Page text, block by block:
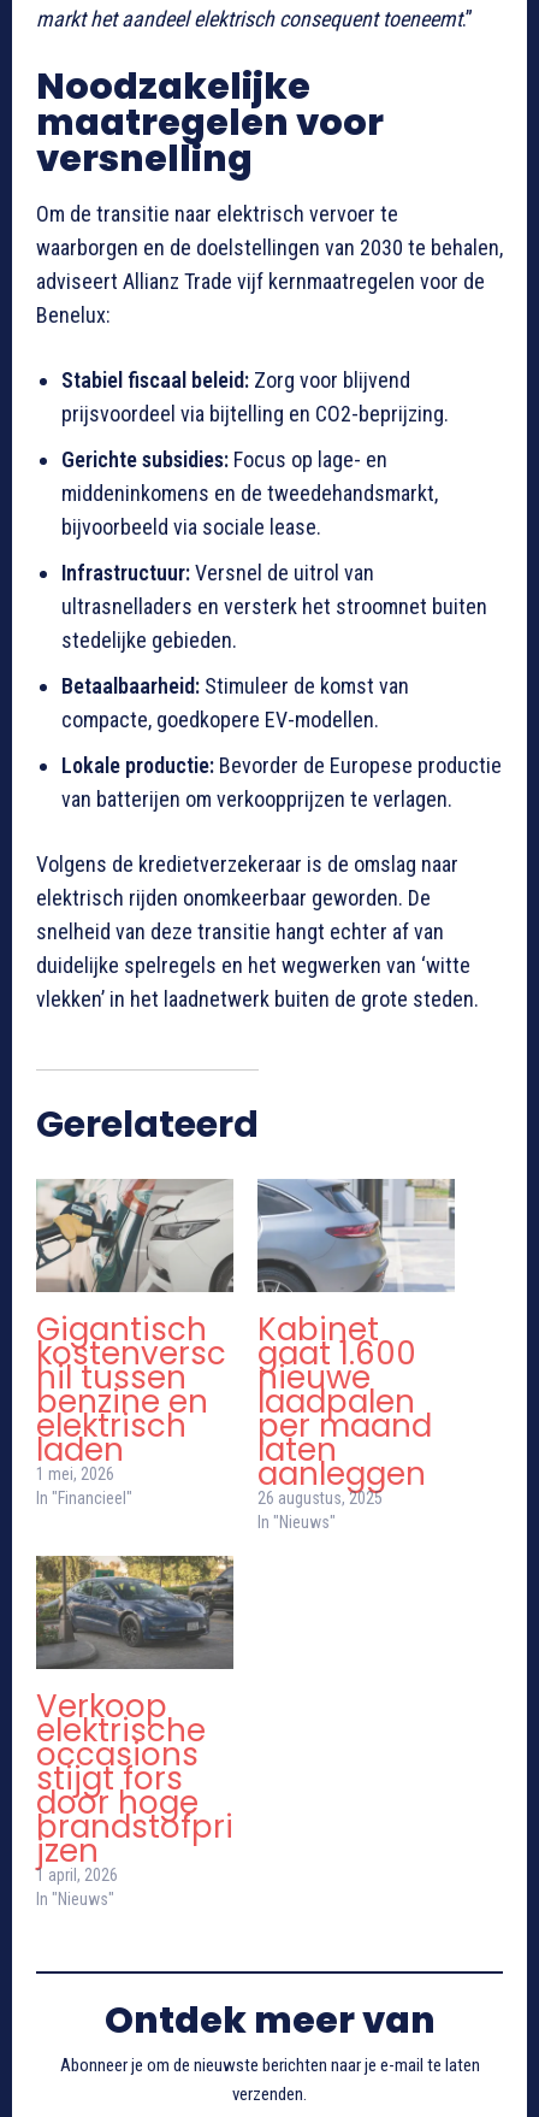
markt het aandeel elektrisch consequent toeneemt.”
Noodzakelijke
maatregelen voor
versnelling
Om de transitie naar elektrisch vervoer te
waarborgen en de doelstellingen van 2030 te behalen,
adviseert Allianz Trade vijf kernmaatregelen voor de
Benelux:
Stabiel fiscaal beleid: Zorg voor blijvend
prijsvoordeel via bijtelling en CO2-beprijzing.
Gerichte subsidies: Focus op lage- en
middeninkomens en de tweedehandsmarkt,
bijvoorbeeld via sociale lease.
Infrastructuur:Versnel de uitrol van
ultrasnelladers en versterk het stroomnet buiten
stedelijke gebieden.
Betaalbaarheid: Stimuleer de komst van
compacte, goedkopere EV-modellen.
Lokale productie: Bevorder de Europese productie
van batterijen om verkoopprijzen te verlagen.
Volgens de kredietverzekeraar is de omslag naar
elektrisch rijden onomkeerbaar geworden. De
snelheid van deze transitie hangt echter af van
duidelijke spelregels en het wegwerken van ‘witte
vlekken’ in het laadnetwerk buiten de grote steden.
Gerelateerd
Gigantisch
kostenversc
hil tussen
benzine en
elektrisch
laden
1 mei, 2026
In "Financieel"
Kabinet
gaat 1.600
nieuwe
laadpalen
per maand
laten
aanleggen
26 augustus, 2025
In "Nieuws"
Verkoop
elektrische
occasions
stijgt fors
door hoge
brandstofpri
jzen
1 april, 2026
In "Nieuws"
Ontdek meer van
Abonneer je om de nieuwste berichten naar je e-mail te laten
verzenden.